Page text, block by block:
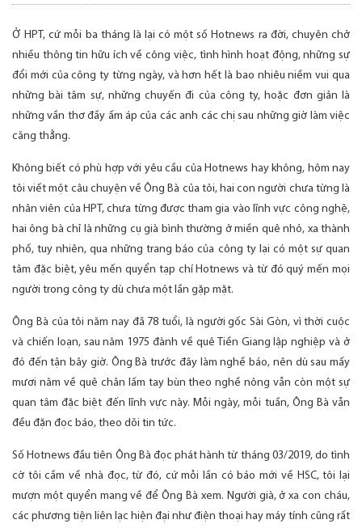
Ở HPT, cứ mỗi ba tháng là lại có một số Hotnews ra đời, chuyên chở
nhiều thông tin hữu ích về công việc, tình hình hoạt động, những sự
đổi mới của công ty từng ngày, và hơn hết là bao nhiêu niềm vui qua
những bài tâm sự, những chuyến đi của công ty, hoặc đơn giản là
những vần thơ đầy ấm áp của các anh các chị sau những giờ làm việc
căng thẳng.
Không biết có phù hợp với yêu cầu của Hotnews hay không, hôm nay
tôi viết một câu chuyện về Ông Bà của tôi, hai con người chưa từng là
nhân viên của HPT, chưa từng được tham gia vào lĩnh vực công nghệ,
hai ông bà chỉ là những cụ già bình thường ở miền quê nhỏ, xa thành
phố, tuy nhiên, qua những trang báo của công ty lại có một sự quan
tâm đặc biệt, yêu mến quyển tạp chí Hotnews và từ đó quý mến mọi
người trong công ty dù chưa một lần gặp mặt.
Ông Bà của tôi năm nay đã 78 tuổi, là người gốc Sài Gòn, vì thời cuộc
và chiến loạn, sau năm 1975 đành về quê Tiền Giang lập nghiệp và ở
đó đến tận bây giờ. Ông Bà trước đây làm nghề báo, nên dù sau mấy
mươi năm về quê chân lấm tay bùn theo nghề nông vẫn còn một sự
quan tâm đặc biệt đến lĩnh vực này. Mỗi ngày, mỗi tuần, Ông Bà vẫn
đều đặn đọc báo, theo dõi tin tức.
Số Hotnews đầu tiên Ông Bà đọc phát hành từ tháng 03/2019, do tình
cờ tôi cầm về nhà đọc, từ đó, cứ mỗi lần có báo mới về HSC, tôi lại
mượn một quyển mang về để Ông Bà xem. Người già, ở xa con cháu,
các phương tiện liên lạc hiện đại như điện thoại hay máy tính cũng rất